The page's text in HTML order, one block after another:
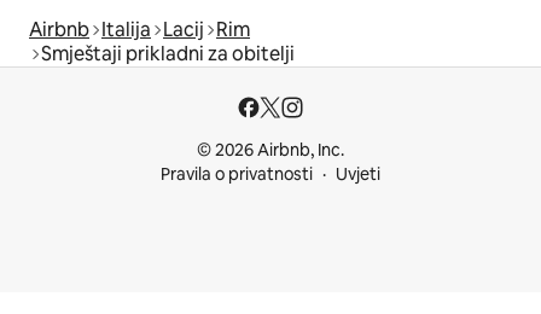
Airbnb Italija Lacij Rim
Smještaji prikladni za obitelji
© 2026 Airbnb, Inc.
Pravila o privatnosti
Uvjeti